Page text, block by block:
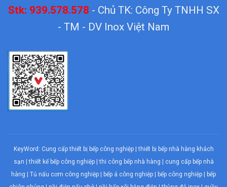
Stk: 939.578.578 - Chủ TK: Công Ty TNHH SX
- TM - DV Inox Việt Nam
KeyWord: Cung cấp thiết bị bếp công nghiệp|thiết bị bếp nhà hàng khách
sạn |thiết kế bếp công nghiệp|thi công bếp nhà hàng | cung cấp bếp nhà
hàng | Tủ nấu cơm công nghiệp | bếp á công nghiệp | bếp công nghiệp | bếp